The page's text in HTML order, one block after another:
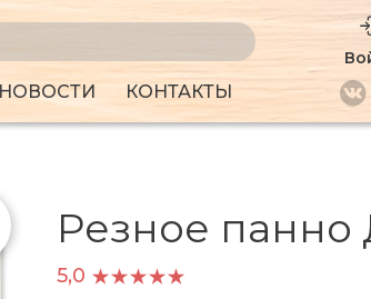
НОВОСТИ КОНТАКТЫ
Резное панно
5,0